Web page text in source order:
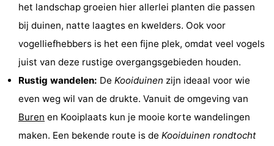
doen
Bezienswaardigheden
Musea
Monumenten
Kerken
het landschap groeien hier allerlei planten die passen
bij duinen, natte laagtes en kwelders. Ook voor
vogelliefhebbers is het een fijne plek, omdat veel vogels
juist van deze rustige overgangsgebieden houden.
Rustig wandelen: De Kooiduinen zijn ideaal voor wie
even weg wil van de drukte. Vanuit de omgeving van
Buren en Kooiplaats kun je mooie korte wandelingen
maken. Een bekende route is de Kooiduinen rondtocht